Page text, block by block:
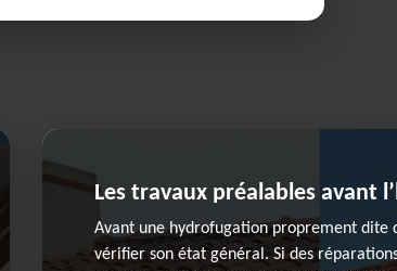
Les travaux préalables avant
Avant une hydrofugation proprement dite
vérifier son état général. Si des